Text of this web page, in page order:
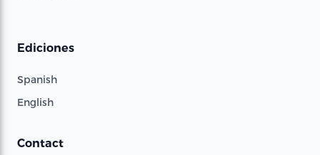
Ediciones
Spanish
English
Contact